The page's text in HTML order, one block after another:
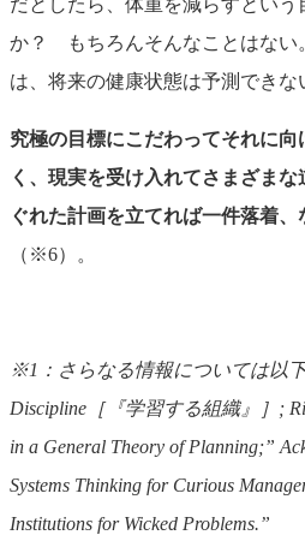
か？ もちろんそんなことはない
は、将来の健康状態は予測できな
究極の目標にこだわってそれに
く、現実を受け入れてさまざま
ぐれた計画を立てれば一件落着
（※6）。
※1：さらなる情報については以下
Discipline［『学習する組織』］;
in a General Theory of Planning;”
Systems Thinking for Curious
Institutions for Wicked Problems.”